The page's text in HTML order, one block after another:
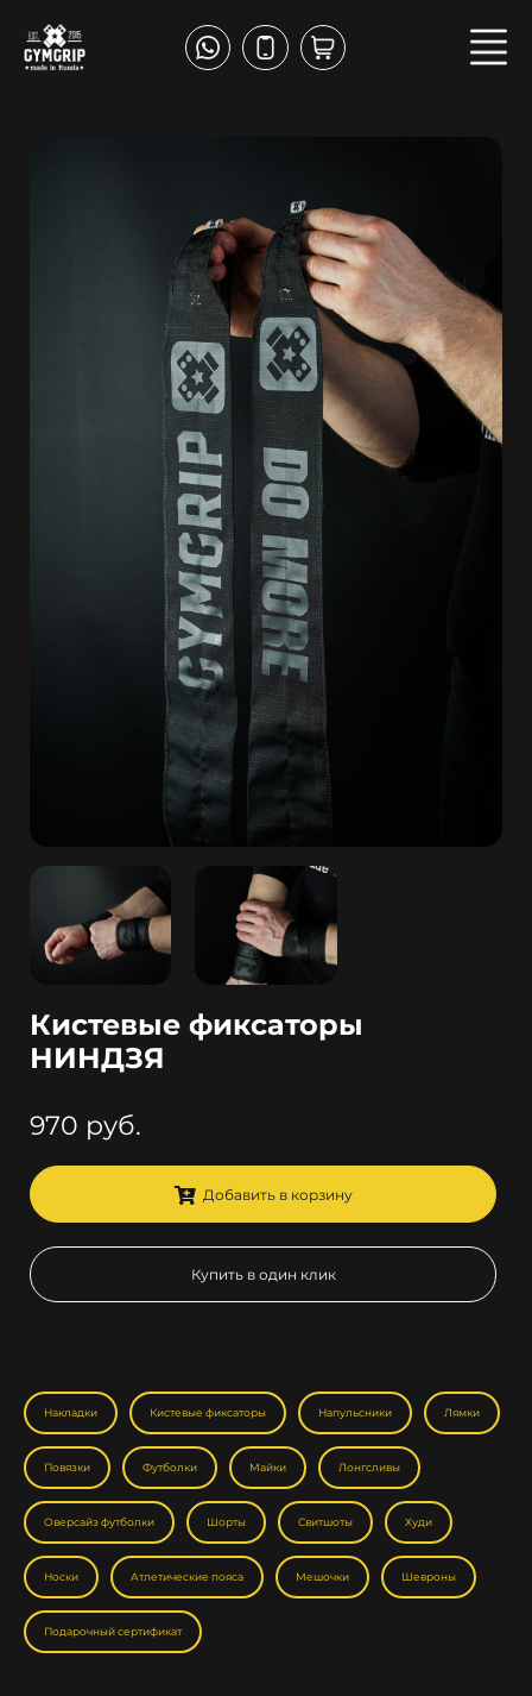
Кистевые фиксаторы
НИНДЗЯ
970 руб.
Добавить в корзину
Купить в один клик
Накладки Кистевые фиксаторы Напульсники Лямки
Повязки Футболки Майки Лонгсливы
Оверсайз футболки Шорты Свитшоты Худи
Носки Атлетические пояса Мешочки Шевроны
Подарочный сертификат